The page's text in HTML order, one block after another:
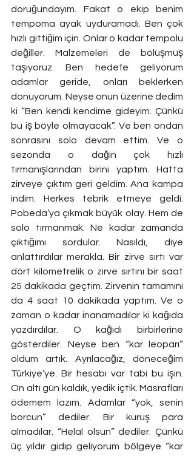
doruğundayım. Fakat o ekip benim
tempoma ayak uyduramadı. Ben çok
hızlı gittiğim için. Onlar o kadar tempolu
değiller. Malzemeleri de bölüşmüş
taşıyoruz. Ben hedefe geliyorum
adamlar geride, onları beklerken
donuyorum. Neyse onun üzerine dedim
ki “Ben kendi kendime gideyim. Çünkü
bu iş böyle olmayacak”. Ve ben ondan
sonrasını solo devam ettim. Ve o
sezonda o dağın çok hızlı
tırmanışlarından birini yaptım. Hatta
zirveye çıktım geri geldim. Ana kampa
indim. Herkes tebrik etmeye geldi.
Pobeda’ya çıkmak büyük olay. Hem de
solo tırmanmak. Ne kadar zamanda
çıktığımı sordular. Nasıldı, diye
anlattırdılar merakla. Bir zirve sırtı var
dört kilometrelik o zirve sırtını bir saat
25 dakikada geçtim. Zirvenin tamamını
da 4 saat 10 dakikada yaptım. Ve o
zaman o kadar inanamadılar ki kağıda
yazdırdılar. O kağıdı birbirlerine
gösterdiler. Neyse ben “kar leoparı”
oldum artık. Ayrılacağız, döneceğim
Türkiye’ye. Bir hesabı var tabi bu işin.
On altı gün kaldık, yedik içtik. Masrafları
ödemem lazım. Adamlar “yok, senin
borcun” dediler. Bir kuruş para
almadılar. “Helal olsun” dediler. Çünkü
üç yıldır gidip geliyorum bölgeye “kar